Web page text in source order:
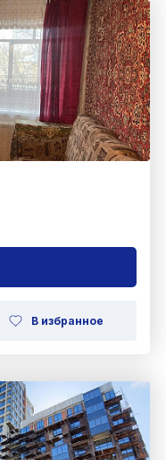
В избранное